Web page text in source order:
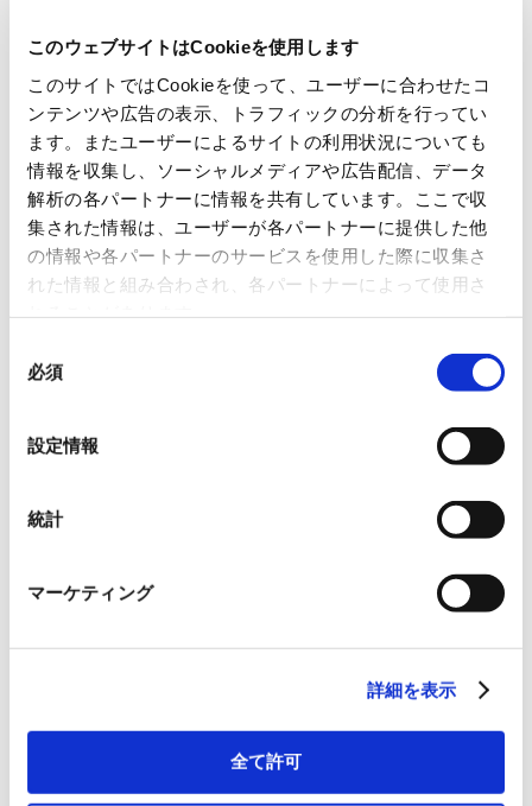
このウェブサイトはCookieを使用します
このサイトではCookieを使って、ユーザーに合わせたコ
ンテンツや広告の表示、トラフィックの分析を行ってい
ます。またユーザーによるサイトの利用状況についても
情報を収集し、ソーシャルメディアや広告配信、データ
解析の各パートナーに情報を共有しています。ここで収
集された情報は、ユーザーが各パートナーに提供した他
の情報や各パートナーのサービスを使用した際に収集さ
れた情報と組み合わされ、各パートナーによって使用さ
必須
設定情報
統計
マーケティング
詳細を表示
全て許可
▶ 「WARXSS®」について
ターンや交通状況を視覚的に再現するシミュレー
ションツールです。「3Dの仮想空間上で共有」する
という手段を通じて、関係者間の共通認識の醸成と
合意形成の効率化を支援します。
主な特長
把握可能
・センサーの可視領域を表示可能